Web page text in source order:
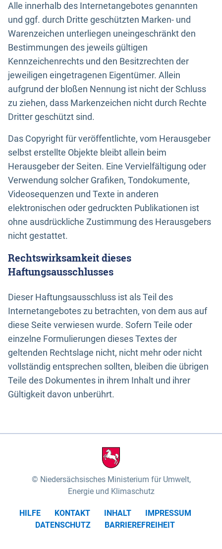
Alle innerhalb des Internetangebotes genannten
und ggf. durch Dritte geschützten Marken- und
Warenzeichen unterliegen uneingeschränkt den
Bestimmungen des jeweils gültigen
Kennzeichenrechts und den Besitzrechten der
jeweiligen eingetragenen Eigentümer. Allein
aufgrund der bloßen Nennung ist nicht der Schluss
zu ziehen, dass Markenzeichen nicht durch Rechte
Dritter geschützt sind.
Das Copyright für veröffentlichte, vom Herausgeber
selbst erstellte Objekte bleibt allein beim
Herausgeber der Seiten. Eine Vervielfältigung oder
Verwendung solcher Grafiken, Tondokumente,
Videosequenzen und Texte in anderen
elektronischen oder gedruckten Publikationen ist
ohne ausdrückliche Zustimmung des Herausgebers
nicht gestattet.
Rechtswirksamkeit dieses
Haftungsausschlusses
Dieser Haftungsausschluss ist als Teil des
Internetangebotes zu betrachten, von dem aus auf
diese Seite verwiesen wurde. Sofern Teile oder
einzelne Formulierungen dieses Textes der
geltenden Rechtslage nicht, nicht mehr oder nicht
vollständig entsprechen sollten, bleiben die übrigen
Teile des Dokumentes in ihrem Inhalt und ihrer
Gültigkeit davon unberührt.
Niedersächsisches Ministerium für Umwelt,
Energie und Klimaschutz
HILFE KONTAKT INHALT
IMPRESSUM
DATENSCHUTZ
BARRIEREFREIHEIT